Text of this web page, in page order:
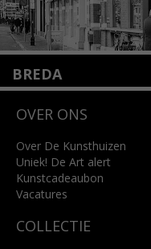
BREDA
4818 SB Breda
info@kunsthuisbreda.nl
Lees meer
OVER ONS
Over De Kunsthuizen
Uniek! De Art alert
Kunstcadeaubon
Vacatures
COLLECTIE